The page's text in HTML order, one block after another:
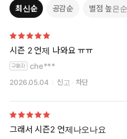
최신순 공감순 별점 높은순
시즌 2 언제 나와요 ㅠㅠ
che***
2026.05.04 신고 차단
그래서 시즌2 언제나오나요